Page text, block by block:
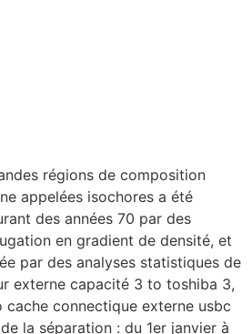
régions de composition
appelées isochores a été
des années 70 par des
en gradient de densité, et
par des analyses statistiques de
externe capacité 3 to toshiba 3,
connectique externe usbc
la séparation : du 1er janvier à